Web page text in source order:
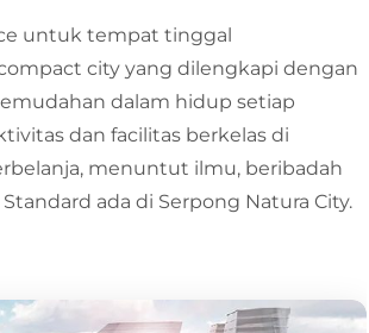
untuk tempat tinggal
city yang dilengkapi dengan
dalam hidup setiap
dan facilitas berkelas di
menuntut ilmu, beribadah
ada di Serpong Natura City.